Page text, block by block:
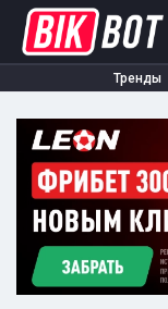
Тренды